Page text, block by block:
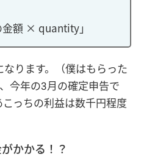
金額 × quantity」
ります。（僕はもらった
今年の3月の確定申告で
っちの利益は数千円程度
かかる！？